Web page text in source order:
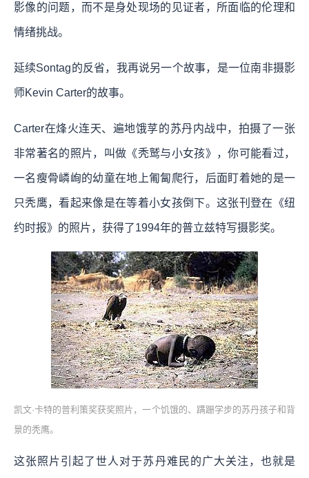
影像的问题，而不是身处现场的见证者，所面临的伦理和
情绪挑战。
延续Sontag的反省，我再说另一个故事，是一位南非摄影
师Kevin Carter的故事。
Carter在烽火连天、遍地饿莩的苏丹内战中，拍摄了一张
非常著名的照片，叫做《秃鹫与小女孩》，你可能看过，
一名瘦骨嶙峋的幼童在地上匍匐爬行，后面盯着她的是一
只秃鹰，看起来像是在等着小女孩倒下。这张刊登在《纽
约时报》的照片，获得了1994年的普立兹特写摄影奖。
凯文·卡特的普利策奖获奖照片，一个饥饿的、蹒跚学步的苏丹孩子和背
景的秃鹰。
这张照片引起了世人对于苏丹难民的广大关注，也就是